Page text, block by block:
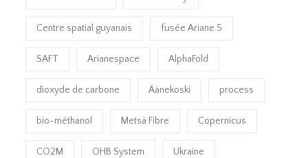
Centre spatial guyanais fusée Ariane 5
SAFT Arianespace AlphaFold
dioxyde de carbone Äänekoski process
bio-méthanol Metsä Fibre Copernicus
CO2M OHB System Ukraine